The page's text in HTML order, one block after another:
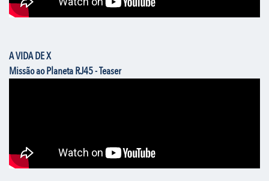
A VIDA DE X
Missão ao Planeta RJ45 - Teaser